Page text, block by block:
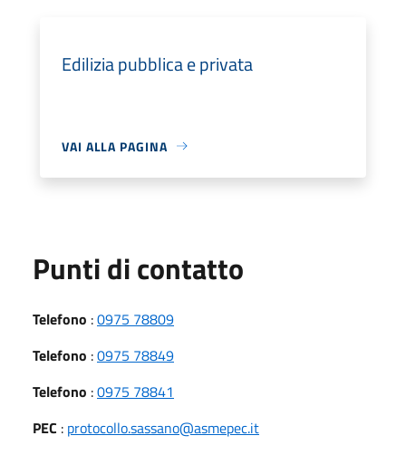
Edilizia pubblica e privata
VAI ALLA PAGINA
Punti di contatto
Telefono :0975 78809
Telefono :0975 78849
Telefono :0975 78841
PEC : protocollo.sassano@asmepec.it